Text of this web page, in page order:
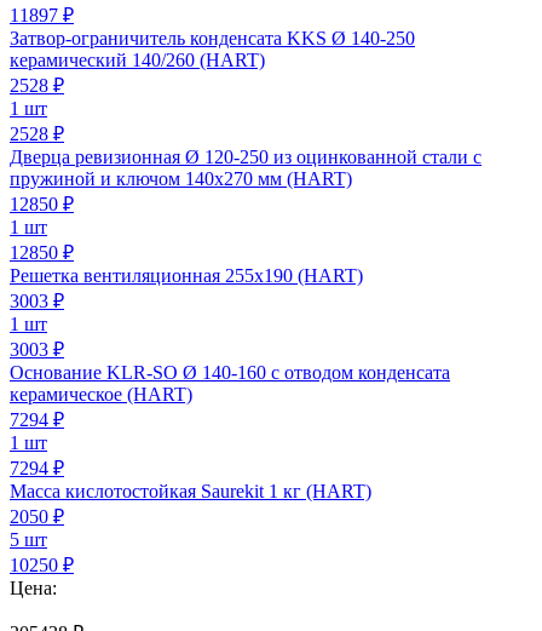
11897 ₽
Затвор-ограничитель конденсата KKS Ø 140-250
керамический 140/260 (HART)
2528 ₽
1 шт
2528 ₽
Дверца ревизионная Ø 120-250 из оцинкованной стали с
пружиной и ключом 140х270 мм (HART)
12850 ₽
1 шт
12850 ₽
Решетка вентиляционная 255х190 (HART)
3003 ₽
1 шт
3003 ₽
Основание KLR-SO Ø 140-160 с отводом конденсата
керамическое (HART)
7294 ₽
1 шт
7294 ₽
Масса кислотостойкая Saurekit 1 кг (HART)
2050 ₽
5 шт
10250 ₽
Цена: